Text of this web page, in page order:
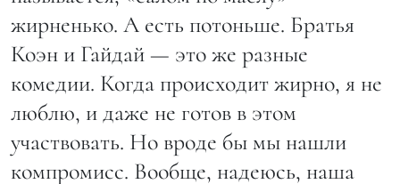
жирненько. А есть потоньше. Братья
Коэн и Гайдай — это же разные
комедии. Когда происходит жирно, я не
люблю, и даже не готов в этом
участвовать. Но вроде бы мы нашли
компромисс. Вообще, надеюсь, наша